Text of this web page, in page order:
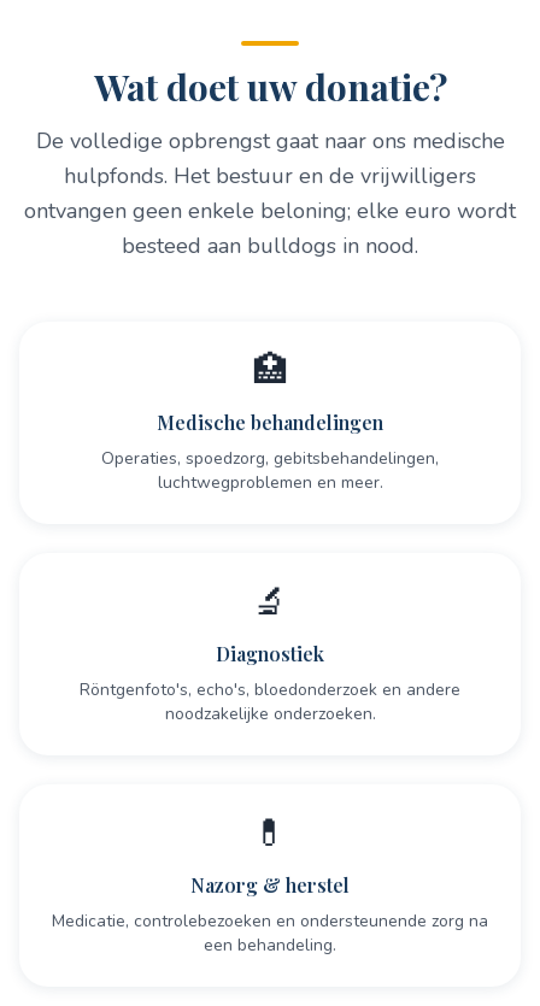
Wat doet uw donatie?
De volledige opbrengst gaat naar ons medische
hulpfonds. Het bestuur en de vrijwilligers
ontvangen geen enkele beloning; elke euro wordt
besteed aan bulldogs in nood.
🏥
Medische behandelingen
Operaties, spoedzorg, gebitsbehandelingen,
luchtwegproblemen en meer.
🔬
Diagnostiek
Röntgenfoto's, echo's, bloedonderzoek en andere
noodzakelijke onderzoeken.
💊
Nazorg & herstel
Medicatie, controlebezoeken en ondersteunende zorg na
een behandeling.